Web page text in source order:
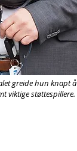
greide hun knapt å
viktige støttespillere.